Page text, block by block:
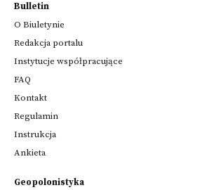
Bulletin
O Biuletynie
Redakcja portalu
Instytucje współpracujące
FAQ
Kontakt
Regulamin
Instrukcja
Ankieta
Geopolonistyka